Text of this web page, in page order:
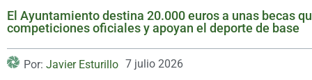
El Ayuntamiento destina 20.000 euros a unas becas
competiciones oficiales y apoyan el deporte de base
Por: Javier Esturillo 7 julio 2026